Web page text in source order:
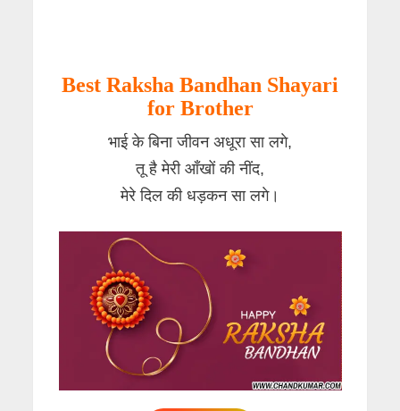
Best Raksha Bandhan Shayari
for Brother
भाई के बिना जीवन अधूरा सा लगे,
तू है मेरी आँखों की नींद,
मेरे दिल की धड़कन सा लगे।